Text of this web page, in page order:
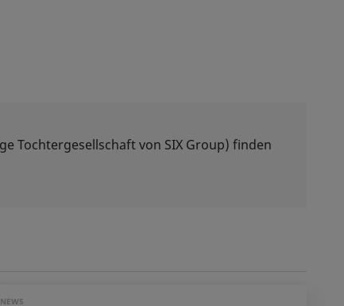
Tochtergesellschaft von SIX Group) finden
NEWS